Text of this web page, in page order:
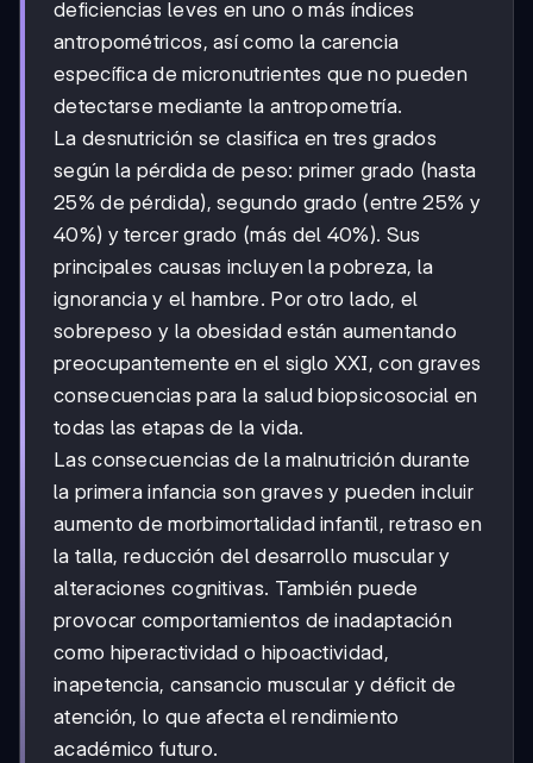
deficiencias leves en uno o más índices
antropométricos, así como la carencia
específica de micronutrientes que no pueden
detectarse mediante la antropometría.
La desnutrición se clasifica en tres grados
según la pérdida de peso: primer grado (hasta
25% de pérdida), segundo grado (entre 25% y
40%) y tercer grado (más del 40%). Sus
principales causas incluyen la pobreza, la
ignorancia y el hambre. Por otro lado, el
sobrepeso y la obesidad están aumentando
preocupantemente en el siglo XXI, con graves
consecuencias para la salud biopsicosocial en
todas las etapas de la vida.
Las consecuencias de la malnutrición durante
la primera infancia son graves y pueden incluir
aumento de morbimortalidad infantil, retraso en
la talla, reducción del desarrollo muscular y
alteraciones cognitivas. También puede
provocar comportamientos de inadaptación
como hiperactividad o hipoactividad,
inapetencia, cansancio muscular y déficit de
atención, lo que afecta el rendimiento
académico futuro.